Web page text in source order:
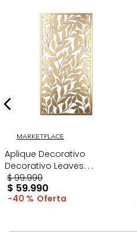
MARKETPLACE
Aplique Decorativo
Decorativo Leaves
60*30*1Cm Dorado
$ 99.990
$ 59.990
40 %